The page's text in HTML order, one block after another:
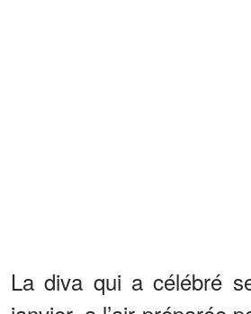
La diva qui a célébré